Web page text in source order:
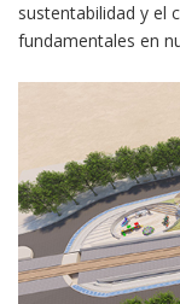
sustentabilidad y el
fundamentales en